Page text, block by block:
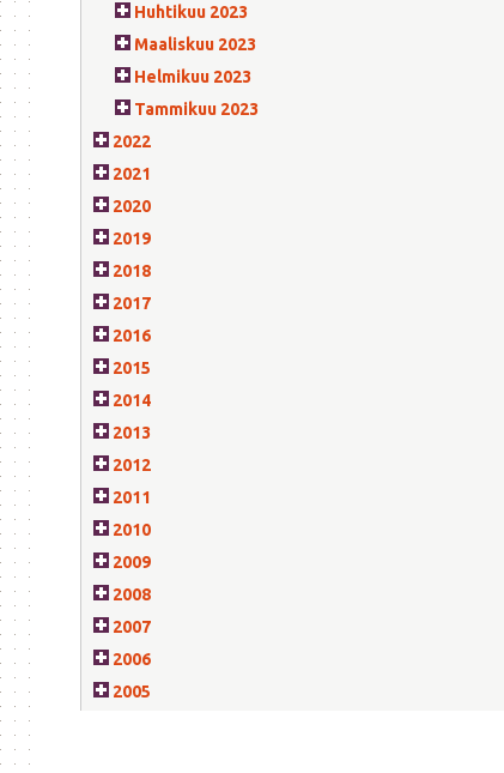
Huhtikuu 2023
Maaliskuu 2023
Helmikuu 2023
Tammikuu 2023
2022
2021
2020
2019
2018
2017
2016
2015
2014
2013
2012
2011
2010
2009
2008
2007
2006
2005